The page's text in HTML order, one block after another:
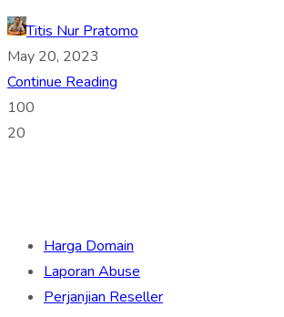
Titis Nur Pratomo
May 20, 2023
Continue Reading
100
20
Harga Domain
Laporan Abuse
Perjanjian Reseller